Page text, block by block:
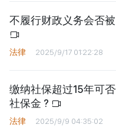
不履行财政义务会否
法律 2025/9/17 01:22:28
缴纳社保超过15年可
社保金 ?
法律 2025/9/9 04:35:02